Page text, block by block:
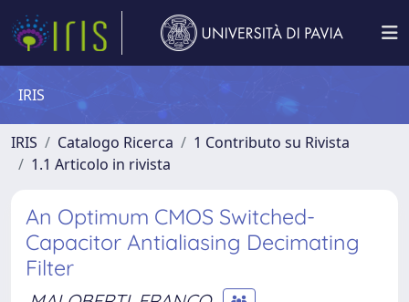
IRIS
IRIS Catalogo Ricerca
1 Contributo su Rivista
1.1 Articolo in rivista
An Optimum CMOS Switched-
Capacitor Antialiasing Decimating
Filter